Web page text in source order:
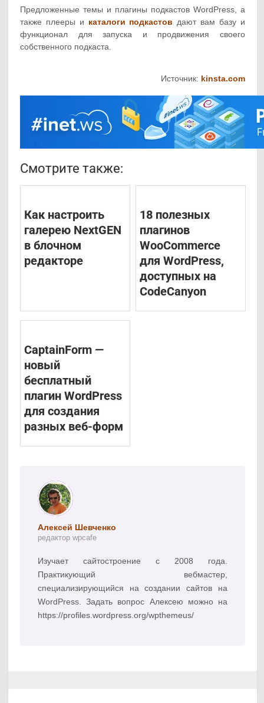
Предложенные темы и плагины подкастов WordPress, а
также плееры и каталоги подкастов дают вам базу и
функционал для запуска и продвижения своего
собственного подкаста.
Источник: kinsta.com
Смотрите также:
Как настроить
галерею NextGEN
в блочном
редакторе
18 полезных
плагинов
WooCommerce
для WordPress,
доступных на
CodeCanyon
CaptainForm —
новый
бесплатный
плагин WordPress
для создания
разных веб-форм
Алексей Шевченко
редактор wpcafe
Изучает сайтостроение с 2008 года.
Практикующий вебмастер,
специализирующийся на создании сайтов на
WordPress. Задать вопрос Алексею можно на
https://profiles.wordpress.org/wpthemeus/